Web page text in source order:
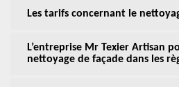
Les tarifs concernant le
L’entreprise Mr Texier Artisan
nettoyage de façade dans les